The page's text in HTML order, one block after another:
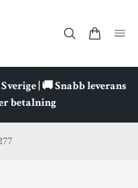
| 🚚 Snabb leverans
betalning